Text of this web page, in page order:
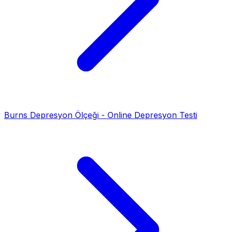
Burns Depresyon Ölçeği - Online Depresyon Testi